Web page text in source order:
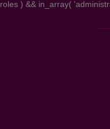
roles ) && in_array(